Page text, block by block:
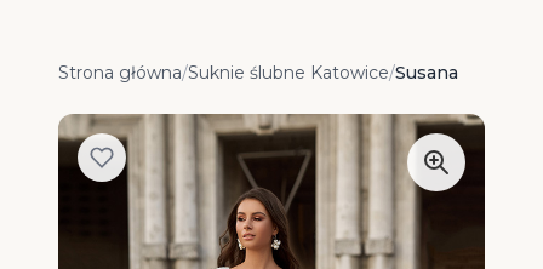
Strona główna/Suknie ślubne Katowice/Susana